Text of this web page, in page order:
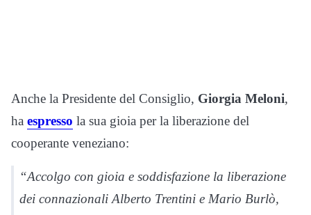
Anche la Presidente del Consiglio, Giorgia Meloni,
ha espresso la sua gioia per la liberazione del
cooperante veneziano:
“Accolgo con gioia e soddisfazione la liberazione
dei connazionali Alberto Trentini e Mario Burlò,